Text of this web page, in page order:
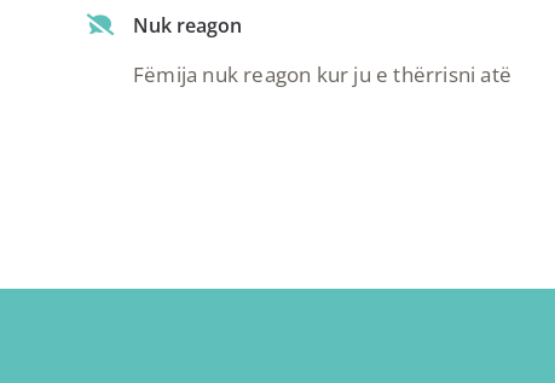
Nuk reagon
Fëmija nuk reagon kur ju e thërrisni atë